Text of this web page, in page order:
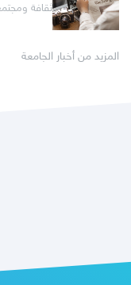
ثقافة ومجتمع ·
المزيد من أخبار الجامعة